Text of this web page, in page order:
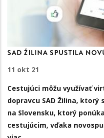
SAD ŽILINA SPUSTILA
11 okt 21
Cestujúci môžu využívať
dopravcu SAD Žilina,
na Slovensku, ktorý
cestujúcim, vďaka